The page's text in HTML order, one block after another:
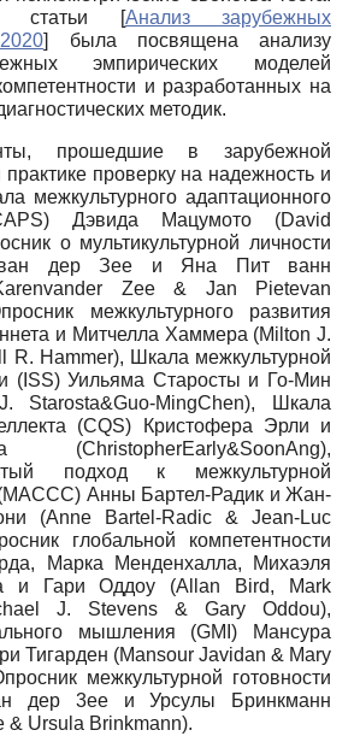
статьи
[Анализ зарубежных
]
была посвящена анализу
эмпирических моделей
и разработанных на
методик.
прошедшие в зарубежной
практике проверку на надежность и
межкультурного адаптационного
Дэвида Мацумото (David
о мультикультурной личности
ван дер Зее и Яна Пит ванн
Zee & Jan Pietevan
межкультурного развития
и Митчелла Хаммера (Milton J.
R. Hammer), Шкала межкультурной
(ISS) Уильяма Старосты и Го-Мин
Starosta&Guo-MingChen), Шкала
(CQS) Кристофера Эрли и
подход к межкультурной
(MACCC) Анны Бартел-Радик и Жан-
(Anne Bartel-Radic & Jean-Luc
глобальной компетентности
Марка Менденхалла, Михаэля
и Гари Оддоу (Allan Bird, Mark
J. Stevens & Gary Oddou),
мышления (GMI) Мансура
Тигарден (Mansour Javidan & Mary
межкультурной готовности
дер 3ee и Урсулы Бринкманн
& Ursula Brinkmann).